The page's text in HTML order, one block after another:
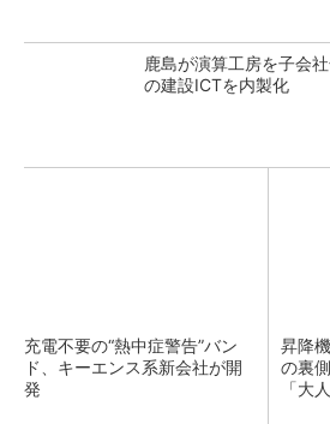
鹿島が演算工房を子会
の建設ICTを内製化
充電不要の“熱中症警告”バン
ド、キーエンス系新会社が開
発
昇降
の裏
「大